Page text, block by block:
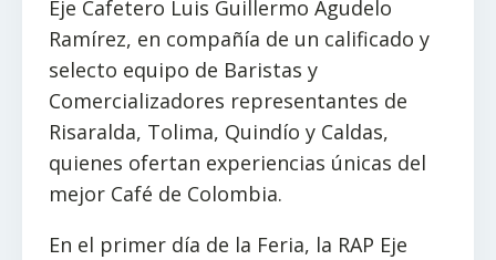
Eje Cafetero Luis Guillermo Agudelo
Ramírez, en compañía de un calificado y
selecto equipo de Baristas y
Comercializadores representantes de
Risaralda, Tolima, Quindío y Caldas,
quienes ofertan experiencias únicas del
mejor Café de Colombia.
En el primer día de la Feria, la RAP Eje